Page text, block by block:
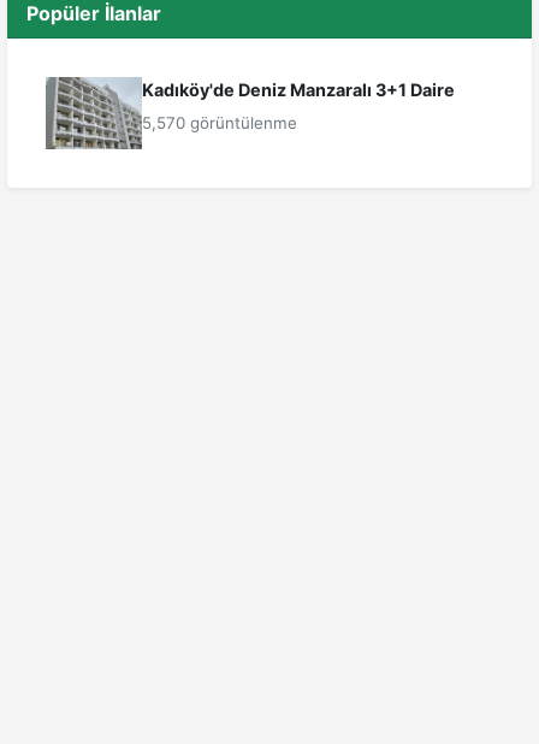
Popüler İlanlar
Kadıköy'de Deniz Manzaralı 3+1 Daire
5,570 görüntülenme